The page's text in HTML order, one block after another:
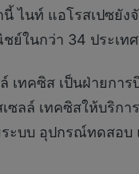
ไนท์ แอโรสเปซยั
ย์ในกว่า 34 ประเท
เทคซิส เป็นฝ่ายกา
ซลล์ เทคซิสให้บริก
ระบบ อุปกรณ์ทดสอบ